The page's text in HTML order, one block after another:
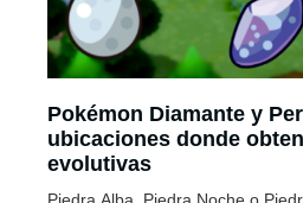
Pokémon Diamante y
ubicaciones donde
evolutivas
Piedra Alba, Piedra Noche o